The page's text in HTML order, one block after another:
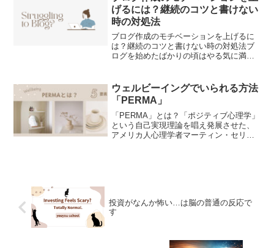
て作業時間を短縮...
げるには？継続のコツと書けない
時の対処法
ブログ作成のモチベーションを上げるに
は？継続のコツと書けない時の対処法ブ
ログを始めたばかりの頃はやる気に満ち
かない…」と悩んでいませんか？今回
は、ブログ作成のモチベーシ...
ウェルビーイングでいられる方法
「PERMA」
「PERMA」とは？「ポジティブ心理学」
という自己実現理論を唱え発展させた、
アメリカ人心理学者マーティン・セリン
投資がなんか怖い…は脳の普通の反応で
す